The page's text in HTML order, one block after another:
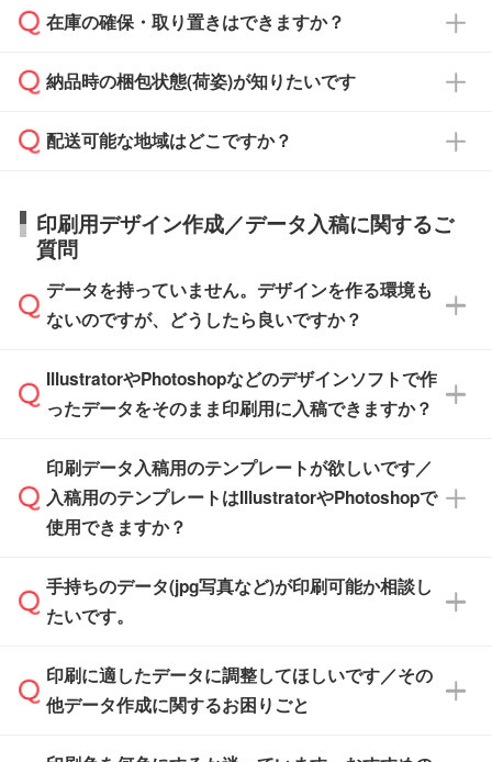
校や幼稚園・保育園であれば、同様の条件でご
ご希望の際は担当スタッフまでお気軽にご相談
ください。
たは注文フォームの『ご注文に関する備考欄』
ご入金確認後、1～2営業日で出荷いたしま
タッフまでお問い合わせください。
ル」に注文予定日をご入力いただくと、おおよ
その締切日や出荷目安をご確認いただけます。
品が決まりましたらお早めのご発注をお願いい
たします。
※土日祝日を除く営業日換算です。
※沖縄・離島は追加日数がかかります。
ご希望の納期がある場合は、お問い合わせ・お
い。
応が可能かご案内いたします。
す。>>対象商品はこちら
※最短出荷日は商品によって異なります。各商
品ページにてご確認ください
在庫の確保・取り置きはできますか？
ご入金確認後に在庫を確保し、注文確定のご連
はできかねますので予めご了承ください。
納品時の梱包状態(荷姿)が知りたいです
商品によって異なります。各ページにある商品
す。(白箱、化粧箱、ブリスターパックなど)
【袋入り】 商品がひとつずつ袋に入っていま
す。(透明袋、デザイン袋など)
【個包装なし】 個包装がされていない状態で
※化粧箱から白箱への入れ替えや、オリジナル
箱の作成は原則承っておりません。
配送可能な地域はどこですか？
日本全国へお届けが可能です。なお、海外への
直接納品は行っておりませんので予めご了承く
ださい。
印刷用デザイン作成／データ入稿に関するご
質問
データを持っていません。デザインを作る環境も
ないのですが、どうしたら良いですか？
無料の「デザインシミュレーター」を使えば、
PCやスマホから簡単にデザインを作成できま
ザインソフトがなくても安心です。
また、「データ作成サービス
せいただければ、弊社にて無料でデザインデー
タを1点作成いたします。
IllustratorやPhotoshopなどのデザインソフトで作
ったデータをそのまま印刷用に入稿できますか？
IllustratorやPhotoshop、CLIP STUDIOなどのデ
ザインソフトでこだわりのデザインを作成した
い方は、完全データ入稿
積・ご注文フォームにアップロードしてご入稿
ください。
ご入稿後は経験豊富なスタッフがデータに不備
がないかチェックし、お客様と確認してから印
刷に進みますので、ご安心ください。
印刷データ入稿用のテンプレートが欲しいです／
入稿用のテンプレートはIllustratorやPhotoshopで
使用できますか？
一部商品は入稿用テンプレートのご用意があり
ます。各商品ページの『印刷方法・テンプレー
入稿用のテンプレートはPDF形式ですが、
IllustratorやPhotoshopで開いてご利用いただけ
手持ちのデータ(jpg写真など)が印刷可能か相談し
たいです。
印刷に適したデータ・解像度かどうか、担当ス
タッフが事前に確認いたします。
印刷に適したデータに調整してほしいです／その
他データ作成に関するお困りごと